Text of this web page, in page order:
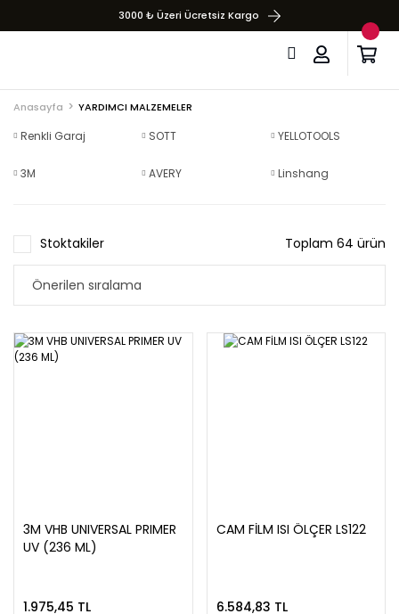
3000 ₺ Üzeri Ücretsiz Kargo
Anasayfa YARDIMCI MALZEMELER
Renkli Garaj SOTT YELLOTOOLS
3M AVERY Linshang
Stoktakiler Toplam 64 ürün
3M VHB UNIVERSAL PRIMER
UV (236 ML)
1.975,45 TL
CAM FİLM ISI ÖLÇER LS122
6.584,83 TL